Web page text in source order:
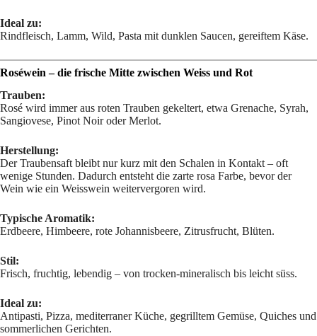
Ideal zu:
Rindfleisch, Lamm, Wild, Pasta mit dunklen Saucen, gereiftem Käse.
Roséwein – die frische Mitte zwischen Weiss und Rot
Trauben:
Rosé wird immer aus roten Trauben gekeltert, etwa Grenache, Syrah,
Sangiovese, Pinot Noir oder Merlot.
Herstellung:
Der Traubensaft bleibt nur kurz mit den Schalen in Kontakt – oft
wenige Stunden. Dadurch entsteht die zarte rosa Farbe, bevor der
Wein wie ein Weisswein weitervergoren wird.
Typische Aromatik:
Erdbeere, Himbeere, rote Johannisbeere, Zitrusfrucht, Blüten.
Stil:
Frisch, fruchtig, lebendig – von trocken-mineralisch bis leicht süss.
Ideal zu:
Antipasti, Pizza, mediterraner Küche, gegrilltem Gemüse, Quiches und
sommerlichen Gerichten.